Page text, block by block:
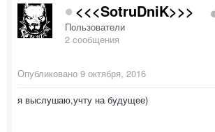
<<<SotruDniK>>>
Пользователи
2 сообщения
Опубликовано 9 октября, 2016
я выслушаю,учту на будущее)